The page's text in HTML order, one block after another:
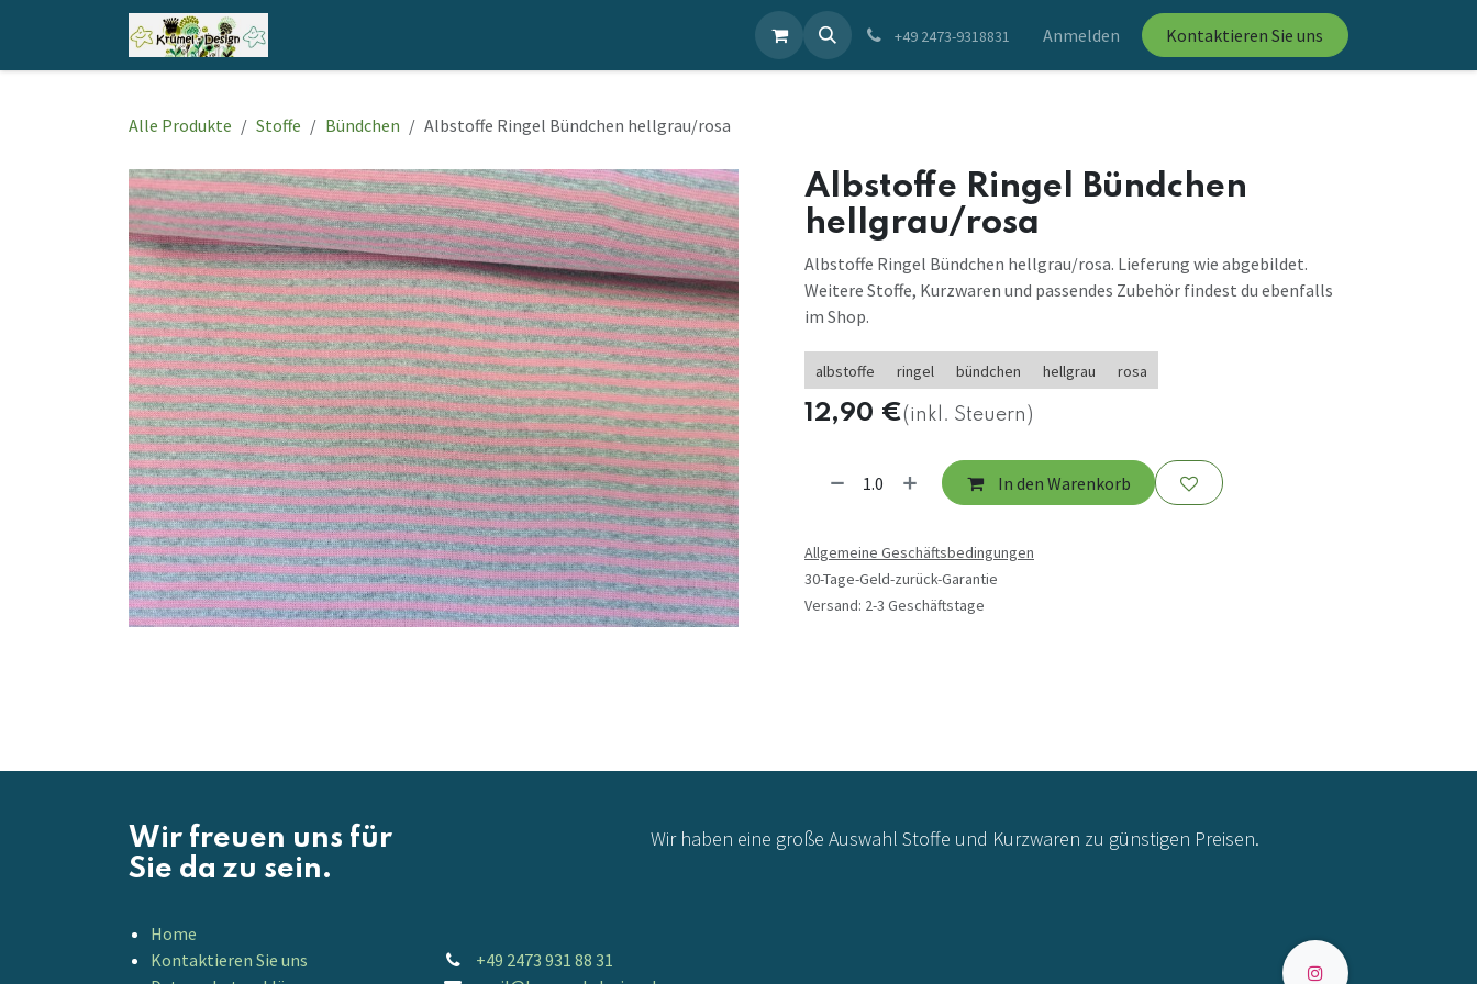
Zum Inhalt springen
+49 2473-9318831 Anmelden Kontaktieren Sie uns
Alle Produkte Stoffe Bündchen Albstoffe Ringel Bündchen hellgrau/rosa
Albstoffe Ringel Bündchen
hellgrau/rosa
Albstoffe Ringel Bündchen hellgrau/rosa. Lieferung wie abgebildet.
Weitere Stoffe, Kurzwaren und passendes Zubehör findest du ebenfalls
im Shop.
albstoffe ringel bündchen hellgrau rosa
12,90 €(inkl. Steuern)
In den Warenkorb
Allgemeine Geschäftsbedingungen
30-Tage-Geld-zurück-Garantie
Versand: 2-3 Geschäftstage
Wir freuen uns für
Sie da zu sein.
Wir haben eine große Auswahl Stoffe und Kurzwaren zu günstigen Preisen.
Home
Kontaktieren Sie uns
+49 2473 931 88 31